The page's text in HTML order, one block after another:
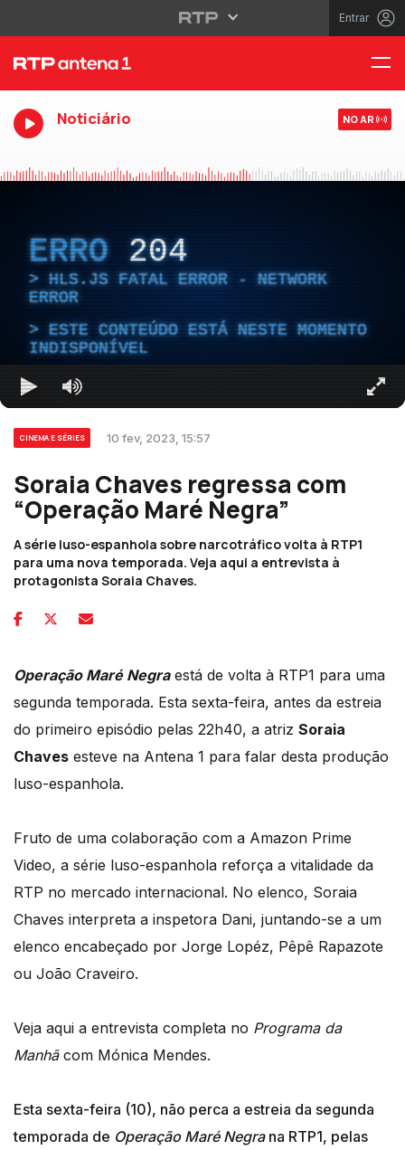
Entrar
Noticiário NO AR
ERRO 204
HLS.JS FATAL ERROR - NETWORK
ERROR
ESTE CONTEÚDO ESTÁ NESTE MOMENTO
INDISPONÍVEL
CINEMA E SÉRIES 10 fev, 2023, 15:57
Soraia Chaves regressa com
“Operação Maré Negra”
A série luso-espanhola sobre narcotráfico volta à RTP1
para uma nova temporada. Veja aqui a entrevista à
protagonista Soraia Chaves.
Operação Maré Negraestá de volta à RTP1 para uma
segunda temporada. Esta sexta-feira, antes da estreia
do primeiro episódio pelas 22h40, a atriz Soraia
Chaves esteve na Antena 1 para falar desta produção
luso-espanhola.
Fruto de uma colaboração com a Amazon Prime
Video, a série luso-espanhola reforça a vitalidade da
RTP no mercado internacional. No elenco, Soraia
Chaves interpreta a inspetora Dani, juntando-se a um
elenco encabeçado por Jorge Lopéz, Pêpê Rapazote
ou João Craveiro.
Veja aqui a entrevista completa no Programa da
Manhã com Mónica Mendes.
Esta sexta-feira (10), não perca a estreia da segunda
temporada de Operação Maré Negrana RTP1, pelas